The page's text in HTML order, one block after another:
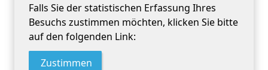
Falls Sie der statistischen Erfassung Ihres
Besuchs zustimmen möchten, klicken Sie bitte
auf den folgenden Link:
Zustimmen